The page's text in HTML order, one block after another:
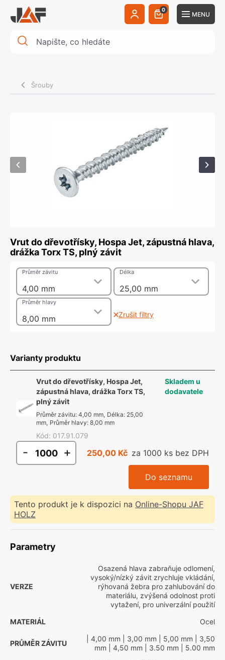
0
MENU
Šrouby
Vrut do dřevotřísky, Hospa Jet, zápustná hlava,
drážka Torx TS, plný závit
4,00 mm
Průměr závitu
25,00 mm
Délka
8,00 mm
Průměr hlavy
Zrušit filtry
Varianty produktu
Vrut do dřevotřísky, Hospa Jet,
zápustná hlava, drážka Torx TS,
plný závit
Průměr závitu: 4,00 mm, Délka: 25,00
mm, Průměr hlavy: 8,00 mm
Kód: 017.91.079
Skladem u
dodavatele
- + 250,00 Kč za 1000 ks bez DPH
Do seznamu
Tento produkt je k dispozici na Online-Shopu JAF
HOLZ
Parametry
VERZE
Osazená hlava zabraňuje odlomení,
vysoký/nízký závit zrychluje vkládání,
rýhovaná žebra pro zahlubování do
materiálu, zvýšená odolnost proti
vytažení, pro univerzální použití
MATERIÁL
Ocel
PRŮMĚR ZÁVITU
| 4,00 mm | 3,00 mm | 5,00 mm | 3,50
mm | 4,50 mm | 3.50 mm | 5.00 mm